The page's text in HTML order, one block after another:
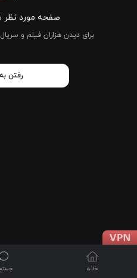
صفحه مورد نظر
برای دیدن هزاران فیلم و
رفتن
خانه